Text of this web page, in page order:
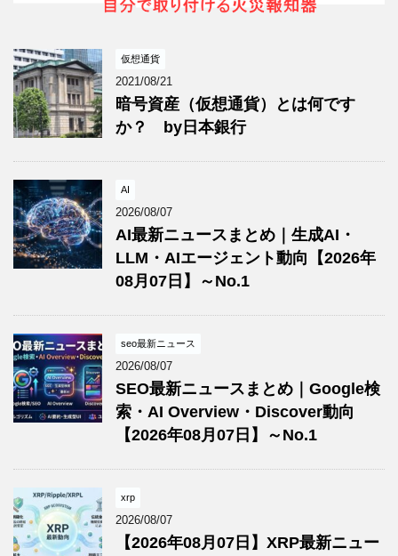
仮想通貨
2021/08/21
暗号資産（仮想通貨）とは何です
か？ by日本銀行
AI
2026/08/07
AI最新ニュースまとめ｜生成AI・
LLM・AIエージェント動向【2026年
08月07日】～No.1
seo最新ニュース
2026/08/07
SEO最新ニュースまとめ｜Google検
索・AI Overview・Discover動向
【2026年08月07日】～No.1
xrp
2026/08/07
【2026年08月07日】XRP最新ニュー